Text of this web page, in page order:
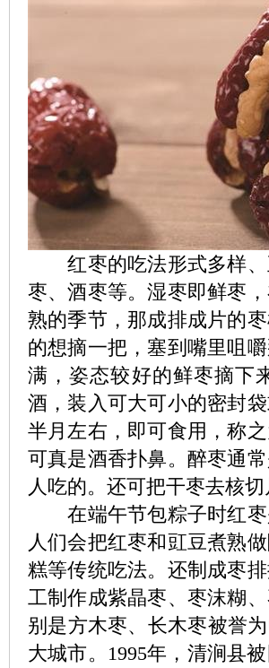
红枣的吃法形式多样、
枣、酒枣等。湿枣即鲜枣
熟的季节，那成排成片的
的想摘一把，塞到嘴里咀
满，姿态较好的鲜枣摘下
酒，装入可大可小的密封
半月左右，即可食用，称
可真是酒香扑鼻。醉枣通
人吃的。还可把干枣去核
在端午节包粽子时红枣
人们会把红枣和豇豆煮熟
糕等传统吃法。还制成枣
工制作成紫晶枣、枣沫糊
别是方木枣、长木枣被誉
大城市。1995年，清涧县